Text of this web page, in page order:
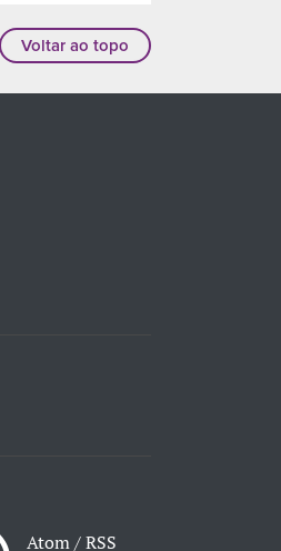
Voltar ao topo
Atom / RSS